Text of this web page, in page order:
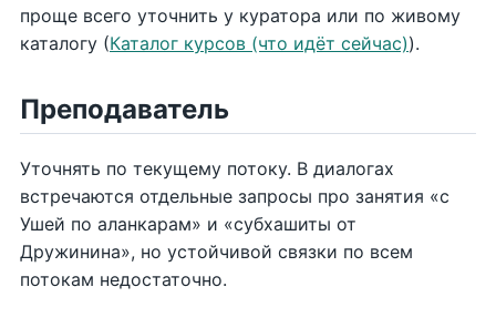
проще всего уточнить у куратора или по живому
каталогу (Каталог курсов (что идёт сейчас)).
Преподаватель
Уточнять по текущему потоку. В диалогах
встречаются отдельные запросы про занятия «с
Ушей по аланкарам» и «субхашиты от
Дружинина», но устойчивой связки по всем
потокам недостаточно.